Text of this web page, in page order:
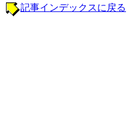
記事インデックスに戻る